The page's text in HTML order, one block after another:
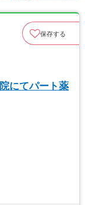
保存する
にてパート薬